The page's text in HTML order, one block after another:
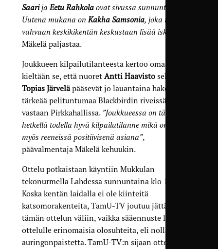
SaarijaEetu Rahkolaovat sivussa sunnuntaina.
Uutena mukana onKakha Samsonia, joka tuo jo
vahvaan keskikikentän keskustaan lisää iskukykyä”
Mäkelä paljastaa.
Joukkueen kilpailutilanteesta kertoo omaa
kieltään se, että nuoret Antti Haavistosekä
Topias Järveläpääsevät jo lauantaina hakemaan
tärkeää pelituntumaa Blackbirdin riveissä TPT:tä
vastaan Pirkkahallissa. ”Joukkueessa on tällä
hetkellä todella hyvä kilpailutilanne mikä on näkyy
myös reeneissä positiivisenä asiana”,
päävalmentaja Mäkelä kehuukin.
Ottelu potkaistaan käyntiin Mukkulan
tekonurmella Lahdessa sunnuntaina klo 15.15.
Koska kentän laidalla ei ole kiinteitä
katsomorakenteita, TamU-TV joutuu jättämään
tämän ottelun väliin, vaikka sääennuste lupaakin
ottelulle erinomaisia olosuhteita, eli nollakeliä ja
auringonpaistetta. TamU-TV:n sijaan ottelun